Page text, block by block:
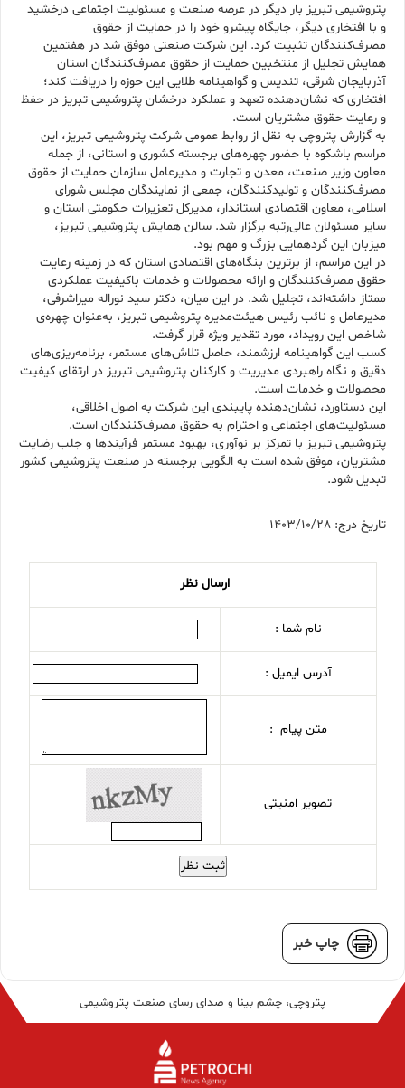
پتروشیمی تبریز بار دیگر در عرصه صنعت و مسئولیت اجتماعی درخشید
و با افتخاری دیگر، جایگاه پیشرو خود را در حمایت از حقوق
مصرف‌کنندگان تثبیت کرد. این شرکت صنعتی موفق شد در هفتمین
همایش تجلیل از منتخبین حمایت از حقوق مصرف‌کنندگان استان
آذربایجان شرقی، تندیس و گواهینامه طلایی این حوزه را دریافت کند؛
افتخاری که نشان‌دهنده تعهد و عملکرد درخشان پتروشیمی تبریز در حفظ
و رعایت حقوق مشتریان است.
به گزارش پتروچی به نقل از روابط عمومی شرکت پتروشیمی تبریز، این
مراسم باشکوه با حضور چهره‌های برجسته کشوری و استانی، از جمله
معاون وزیر صنعت، معدن و تجارت و مدیرعامل سازمان حمایت از حقوق
مصرف‌کنندگان و تولیدکنندگان، جمعی از نمایندگان مجلس شورای
اسلامی، معاون اقتصادی استاندار، مدیرکل تعزیرات حکومتی استان و
سایر مسئولان عالی‌رتبه برگزار شد. سالن همایش پتروشیمی تبریز،
میزبان این گردهمایی بزرگ و مهم بود.
در این مراسم، از برترین بنگاه‌های اقتصادی استان که در زمینه رعایت
حقوق مصرف‌کنندگان و ارائه محصولات و خدمات باکیفیت عملکردی
ممتاز داشته‌اند، تجلیل شد. در این میان، دکتر سید نوراله میراشرفی،
مدیرعامل و نائب رئیس هیئت‌مدیره پتروشیمی تبریز، به‌عنوان چهره‌ی
شاخص این رویداد، مورد تقدیر ویژه قرار گرفت.
کسب این گواهینامه ارزشمند، حاصل تلاش‌های مستمر، برنامه‌ریزی‌های
دقیق و نگاه راهبردی مدیریت و کارکنان پتروشیمی تبریز در ارتقای کیفیت
محصولات و خدمات است.
این دستاورد، نشان‌دهنده پایبندی این شرکت به اصول اخلاقی،
مسئولیت‌های اجتماعی و احترام به حقوق مصرف‌کنندگان است.
پتروشیمی تبریز با تمرکز بر نوآوری، بهبود مستمر فرآیندها و جلب رضایت
مشتریان، موفق شده است به الگویی برجسته در صنعت پتروشیمی کشور
تبدیل شود.
تاریخ درج: 1403/10/28
ارسال نظر
نام شما :
آدرس ایمیل :
متن پیام :
تصویر امنیتی
ثبت نظر
چاپ خبر
پتروچی، چشم بینا و صدای رسای صنعت پتروشیمی